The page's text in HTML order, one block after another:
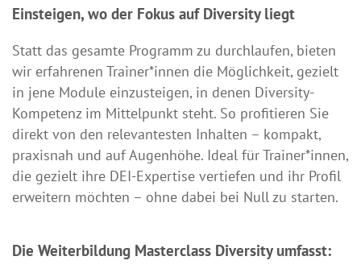
Einsteigen, wo der Fokus auf Diversity liegt
Statt das gesamte Programm zu durchlaufen, bieten
wir erfahrenen Trainer*innen die Möglichkeit, gezielt
in jene Module einzusteigen, in denen Diversity-
Kompetenz im Mittelpunkt steht. So profitieren Sie
direkt von den relevantesten Inhalten – kompakt,
praxisnah und auf Augenhöhe. Ideal für Trainer*innen,
die gezielt ihre DEI-Expertise vertiefen und ihr Profil
erweitern möchten – ohne dabei bei Null zu starten.
Die Weiterbildung Masterclass Diversity umfasst: